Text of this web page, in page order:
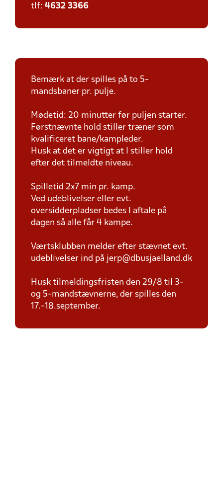
tlf: 4632 3366
Bemærk at der spilles på to 5-
mandsbaner pr. pulje.
Mødetid: 20 minutter før puljen starter.
Førstnævnte hold stiller træner som
kvalificeret bane/kampleder.
Husk at det er vigtigt at I stiller hold
efter det tilmeldte niveau.
Spilletid 2x7 min pr. kamp.
Ved udeblivelser eller evt.
oversidderpladser bedes I aftale på
dagen så alle får 4 kampe.
Værtsklubben melder efter stævnet evt.
udeblivelser ind på jerp@dbusjaelland.dk
Husk tilmeldingsfristen den 29/8 til 3-
og 5-mandstævnerne, der spilles den
17.-18.september.